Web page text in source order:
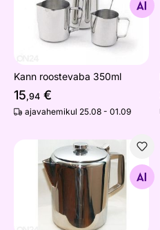
Otsi sarnaseid
Kann roostevaba 350ml
15,94 €
ajavahemikul 25.08 - 01.09
Kohvikann 3 L
Otsi sarnaseid